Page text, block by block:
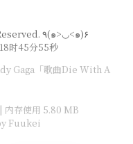
٩(๑>◡<๑)۶
时45分55秒
Gaga「歌曲Die With A
内存使用 5.80 MB
Fuukei